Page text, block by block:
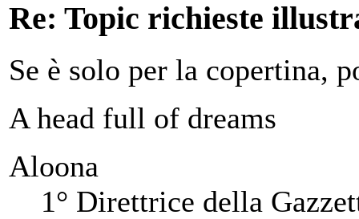
Re: Topic richieste
Se è solo per la copertina,
A head full of dreams
Aloona
1° Direttrice della